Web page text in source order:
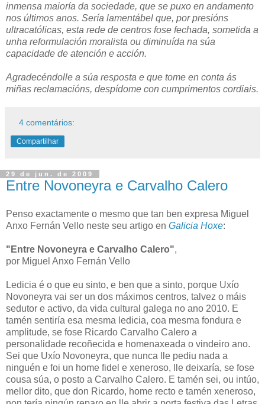
inmensa maioría da sociedade, que se puxo en andamento
nos últimos anos. Sería lamentábel que, por presións
ultracatólicas, esta rede de centros fose fechada, sometida a
unha reformulación moralista ou diminuída na súa
capacidade de atención e acción.
Agradecéndolle a súa resposta e que tome en conta ás
miñas reclamacións, despídome con cumprimentos cordiais.
4 comentários:
Compartilhar
29 de jun. de 2009
Entre Novoneyra e Carvalho Calero
Penso exactamente o mesmo que tan ben expresa Miguel
Anxo Fernán Vello neste seu artigo en Galicia Hoxe:
"Entre Novoneyra e Carvalho Calero",
por Miguel Anxo Fernán Vello
Ledicia é o que eu sinto, e ben que a sinto, porque Uxío
Novoneyra vai ser un dos máximos centros, talvez o máis
sedutor e activo, da vida cultural galega no ano 2010. E
tamén sentiría esa mesma ledicia, coa mesma fondura e
amplitude, se fose Ricardo Carvalho Calero a
personalidade recoñecida e homenaxeada o vindeiro ano.
Sei que Uxío Novoneyra, que nunca lle pediu nada a
ninguén e foi un home fidel e xeneroso, lle deixaría, se fose
cousa súa, o posto a Carvalho Calero. E tamén sei, ou intúo,
mellor dito, que don Ricardo, home recto e tamén xeneroso,